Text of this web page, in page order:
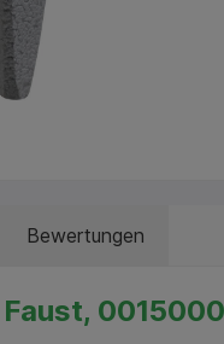
Bewertungen